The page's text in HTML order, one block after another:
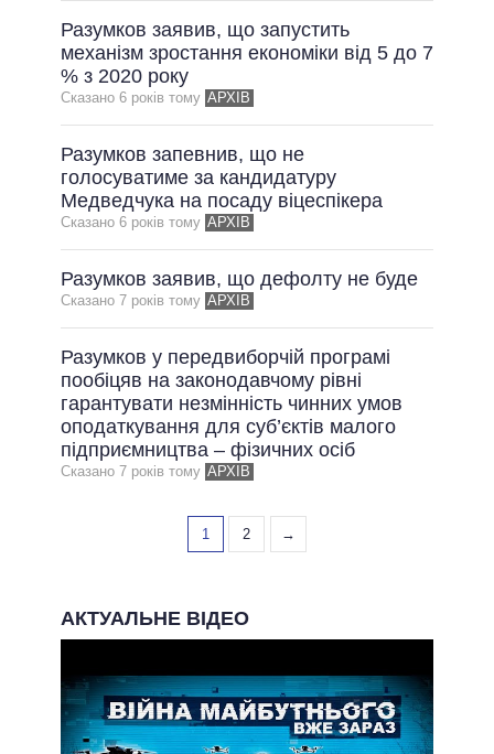
Разумков заявив, що запустить
механізм зростання економіки від 5 до 7
% з 2020 року
Сказано 6 рокiв тому АРХІВ
Разумков запевнив, що не
голосуватиме за кандидатуру
Медведчука на посаду віцеспікера
Сказано 6 рокiв тому АРХІВ
Разумков заявив, що дефолту не буде
Сказано 7 рокiв тому АРХІВ
Разумков у передвиборчій програмі
пообіцяв на законодавчому рівні
гарантувати незмінність чинних умов
оподаткування для суб’єктів малого
підприємництва – фізичних осіб
Сказано 7 рокiв тому АРХІВ
1 2 →
АКТУАЛЬНЕ ВІДЕО